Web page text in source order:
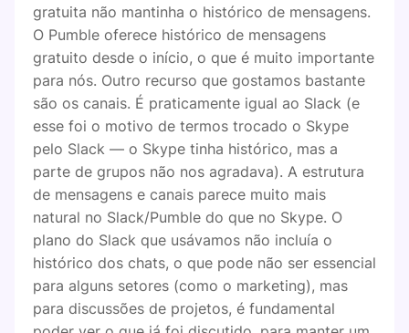
gratuita não mantinha o histórico de mensagens.
O Pumble oferece histórico de mensagens
gratuito desde o início, o que é muito importante
para nós. Outro recurso que gostamos bastante
são os canais. É praticamente igual ao Slack (e
esse foi o motivo de termos trocado o Skype
pelo Slack — o Skype tinha histórico, mas a
parte de grupos não nos agradava). A estrutura
de mensagens e canais parece muito mais
natural no Slack/Pumble do que no Skype. O
plano do Slack que usávamos não incluía o
histórico dos chats, o que pode não ser essencial
para alguns setores (como o marketing), mas
para discussões de projetos, é fundamental